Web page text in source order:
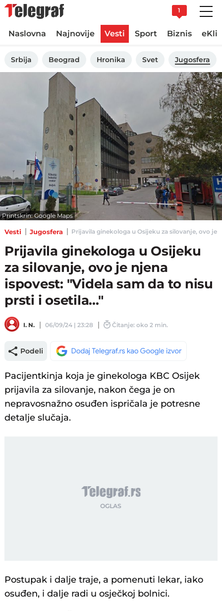
1
Naslovna Najnovije Vesti Sport Biznis
Srbija Beograd Hronika Svet Jugosfera
Printskrin: Google Maps
Vesti Jugosfera Prijavila ginekologa u Osijeku za silovanje, ovo je
Prijavila ginekologa u Osijeku
za silovanje, ovo je njena
ispovest: "Videla sam da to nisu
prsti i osetila..."
I. N. 06/09/24 | 23:28 Čitanje: oko 2 min.
Podeli
Pacijentkinja koja je ginekologa KBC Osijek
prijavila za silovanje, nakon čega je on
nepravosnažno osuđen ispričala je potresne
detalje slučaja.
Postupak i dalje traje, a pomenuti lekar, iako
osuđen, i dalje radi u osječkoj bolnici.